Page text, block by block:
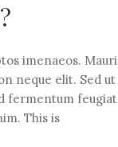
imenaeos.
neque elit. Sed ut
fermentum
This is